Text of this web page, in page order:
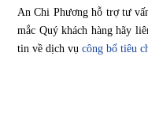
An Chi Phương hỗ trợ tư
mắc Quý khách hàng hãy
tin về dịch vụ công bố tiêu